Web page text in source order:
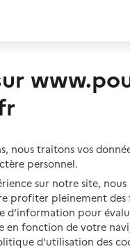
nous traitons vos
personnel.
sur notre site,
profiter pleinement
d’information pour
en fonction de votre
d'utilisation des